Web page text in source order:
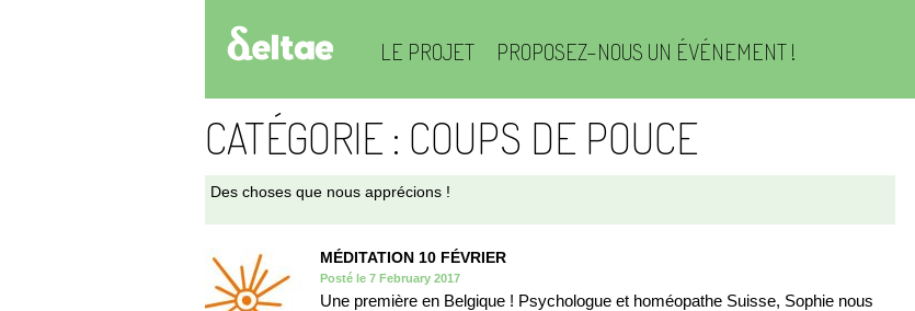
LE PROJET PROPOSEZ-NOUS UN ÉVÉNEMENT !
CATÉGORIE : COUPS DE POUCE
Des choses que nous apprécions !
MÉDITATION 10 FÉVRIER
Posté le 7 February 2017
Une première en Belgique ! Psychologue et homéopathe Suisse, Sophie nous